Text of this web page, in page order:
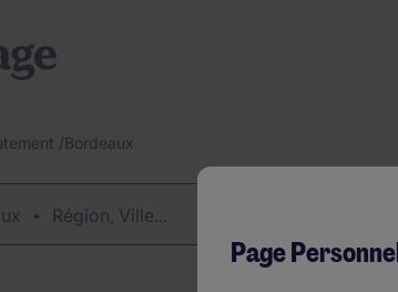
/Bordeaux
Région, Ville...
Page